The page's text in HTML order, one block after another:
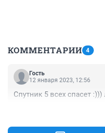
КОММЕНТАРИИ 4
Гость
12 января 2023, 12:56
Спутник 5 всех спасет